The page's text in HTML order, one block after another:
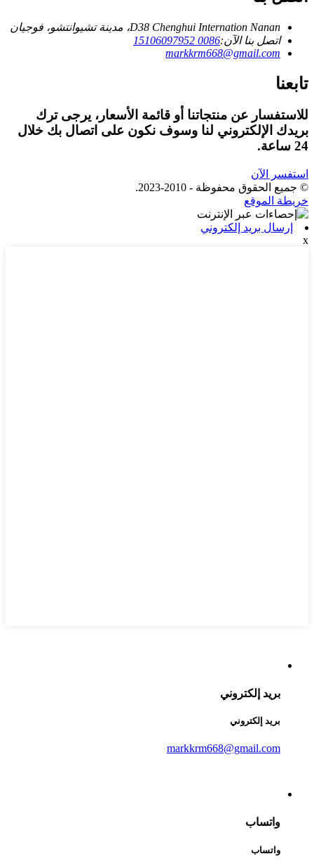
D38 Chenghui Internation Nanan، مدينة تشيوانتشو، فوجيان
اتصل بنا الآن:0086 15106097952
markkrm668@gmail.com
تابعنا
للاستفسار عن منتجاتنا أو قائمة الأسعار، يرجى ترك
بريدك الإلكتروني لنا وسوف نكون على اتصال بك خلال
24 ساعة.
استفسر الآن
© جميع الحقوق محفوظة - 2010-2023.
خريطة الموقع
إرسال بريد إلكتروني
x
بريد إلكتروني
بريد إلكتروني
markkrm668@gmail.com
واتساب
واتساب